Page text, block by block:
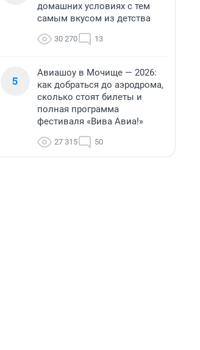
домашних условиях с тем
самым вкусом из детства
30 270 13
5
Авиашоу в Мочище — 2026:
как добраться до аэродрома,
сколько стоят билеты и
полная программа
фестиваля «Вива Авиа!»
27 315 50